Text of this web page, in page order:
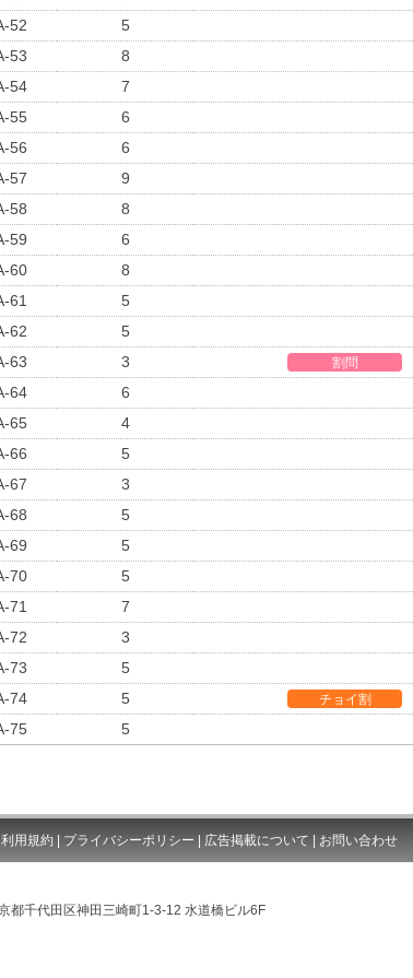
52
5
53
8
54
7
55
6
56
6
57
9
58
8
59
6
60
8
61
5
62
5
63 3 割問
64
6
65
4
66
5
67
3
68
5
69
5
70
5
71
7
72
3
73
5
74 5 チョイ割
75 5
利用規約 プライバシーポリシー 広告掲載について お問い合わせ
千代田区神田三崎町1-3-12 水道橋ビル6F